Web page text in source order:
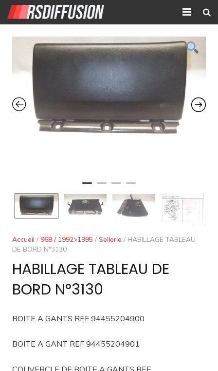
Accueil
Nouvelles annonces
Annonces prolongées
Atelier mécanique
Contact
Accueil / 968 / 1992>1995 / Sellerie / HABILLAGE TABLEAU
DE BORD N°3130
HABILLAGE TABLEAU DE
BORD N°3130
BOITE A GANTS REF 94455204900
BOITE A GANT REF 94455204901